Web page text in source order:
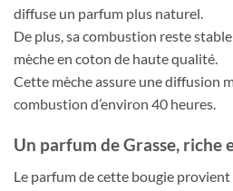
diffuse un parfum plus naturel.
De plus, sa combustion reste
mèche en coton de haute qualité.
Cette mèche assure une diffusion
combustion d’environ 40 heures.
Un parfum de Grasse, riche
Le parfum de cette bougie